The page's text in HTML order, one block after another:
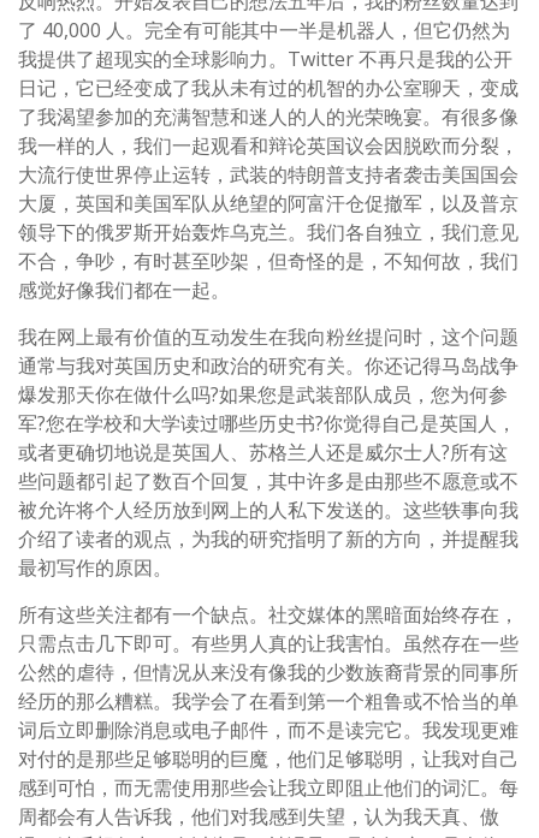
了 40,000 人。完全有可能其中一半是机器人，但它仍然为
我提供了超现实的全球影响力。Twitter 不再只是我的公开
日记，它已经变成了我从未有过的机智的办公室聊天，变成
了我渴望参加的充满智慧和迷人的人的光荣晚宴。有很多像
我一样的人，我们一起观看和辩论英国议会因脱欧而分裂，
大流行使世界停止运转，武装的特朗普支持者袭击美国国会
大厦，英国和美国军队从绝望的阿富汗仓促撤军，以及普京
领导下的俄罗斯开始轰炸乌克兰。我们各自独立，我们意见
不合，争吵，有时甚至吵架，但奇怪的是，不知何故，我们
感觉好像我们都在一起。
我在网上最有价值的互动发生在我向粉丝提问时，这个问题
通常与我对英国历史和政治的研究有关。你还记得马岛战争
爆发那天你在做什么吗?如果您是武装部队成员，您为何参
军?您在学校和大学读过哪些历史书?你觉得自己是英国人，
或者更确切地说是英国人、苏格兰人还是威尔士人?所有这
些问题都引起了数百个回复，其中许多是由那些不愿意或不
被允许将个人经历放到网上的人私下发送的。这些轶事向我
介绍了读者的观点，为我的研究指明了新的方向，并提醒我
最初写作的原因。
所有这些关注都有一个缺点。社交媒体的黑暗面始终存在，
只需点击几下即可。有些男人真的让我害怕。虽然存在一些
公然的虐待，但情况从来没有像我的少数族裔背景的同事所
经历的那么糟糕。我学会了在看到第一个粗鲁或不恰当的单
词后立即删除消息或电子邮件，而不是读完它。我发现更难
对付的是那些足够聪明的巨魔，他们足够聪明，让我对自己
感到可怕，而无需使用那些会让我立即阻止他们的词汇。每
周都会有人告诉我，他们对我感到失望，认为我天真、傲